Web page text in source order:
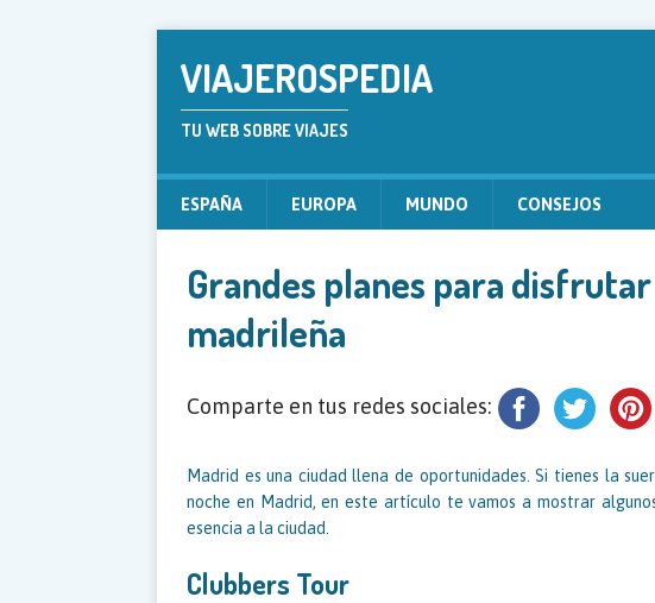
VIAJEROSPEDIA
TU WEB SOBRE VIAJES
ESPAÑA EUROPA MUNDO CONSEJOS
Grandes planes para
madrileña
Comparte en tus redes sociales:
Madrid es una ciudad llena de oportunidades. Si tienes la
noche en Madrid, en este artículo te vamos a mostrar
esencia a la ciudad.
Clubbers Tour